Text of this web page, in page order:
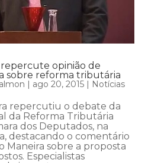
repercute opinião de
sobre reforma tributária
| ago 20, 2015| Notícias
repercutiu o debate da
da Reforma Tributária
dos Deputados, na
destacando o comentário
Maneira sobre a proposta
Especialistas